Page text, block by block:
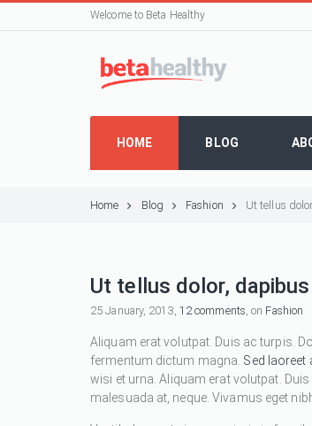
Welcome to Beta Healthy
HOME BLOG
Home Blog Fashion Ut tellus
Ut tellus dolor,
25 January, 2013, 12 comments, on Fashion
Aliquam erat volutpat. Duis ac turpis.
fermentum dictum magna. Sed laoreet
wisi et urna. Aliquam erat volutpat.
malesuada at, neque. Vivamus eget